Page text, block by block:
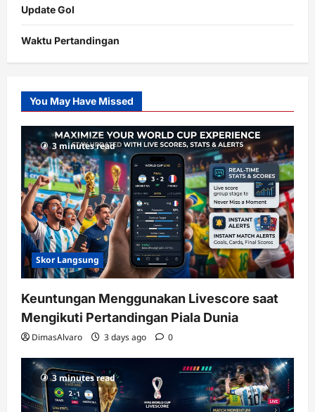
Update Gol
Waktu Pertandingan
Slot
Gacor
RTP
terupdate
You May Have Missed
3 minutes read
Skor Langsung
Keuntungan Menggunakan Livescore saat
Mengikuti Pertandingan Piala Dunia
DimasAlvaro 3 days ago 0
3 minutes read